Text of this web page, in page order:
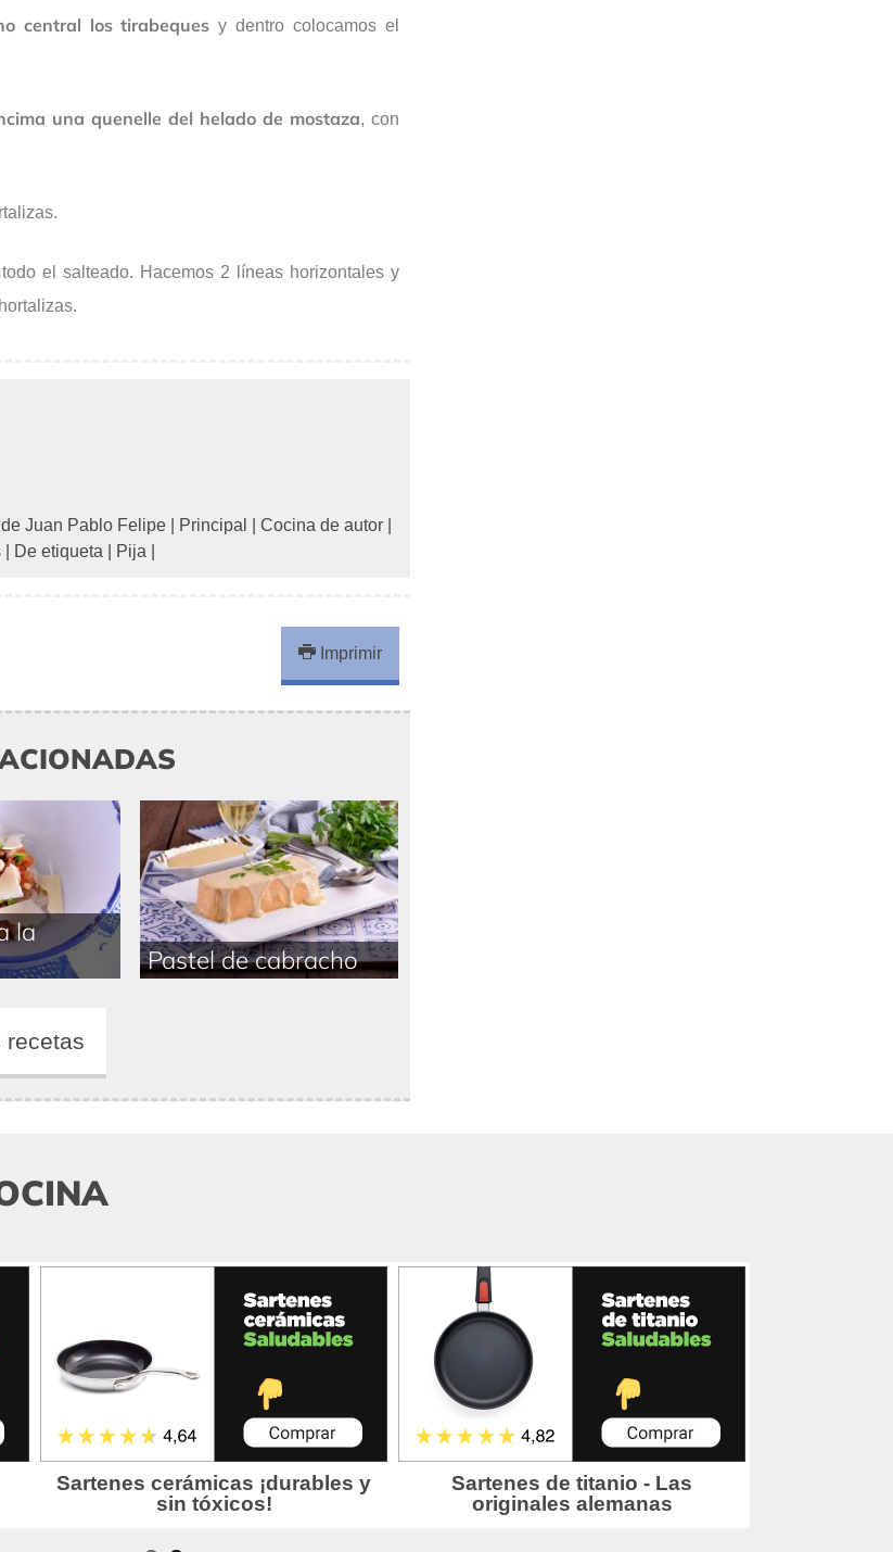
central los tirabeques y dentro colocamos el
una quenelle del helado de mostaza, con
el salteado. Hacemos 2 líneas horizontales y
Juan Pablo Felipe Principal Cocina de autor
De etiqueta Pija
Imprimir
la
Pastel de cabracho
recetas